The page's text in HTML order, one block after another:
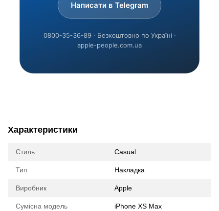
Написати в Telegram
0800-35-36-89 · Безкоштовно по Україні ·
apple-people.com.ua
Характеристики
Стиль Casual
Тип Накладка
Виробник Apple
Сумісна модель iPhone XS Max